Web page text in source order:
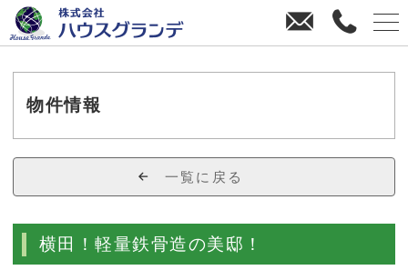
4
0
お
物件情報
一覧に戻る
横田！軽量鉄骨造の美邸！